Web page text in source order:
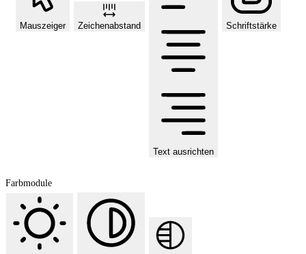
Mauszeiger Zeichenabstand
Text ausrichten
Schriftstärke
Farbmodule